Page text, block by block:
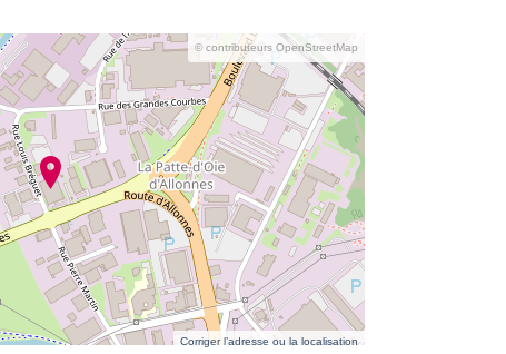
© contributeurs OpenStreetMap
Corriger l’adresse ou la localisation